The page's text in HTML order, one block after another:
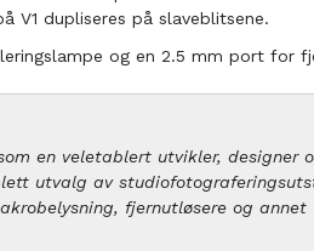
V1 dupliseres på slaveblitsene.
og en 2.5 mm port for
en veletablert utvikler, designer
utvalg av
fjernutløsere og annet